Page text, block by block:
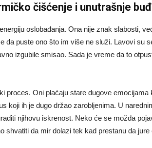
čišćenje i unutrašnje
oslobađanja. Ona nije znak slabosti,
da puste ono što im više ne služi. Lavovi su
izgubile smisao. Sada je vreme da to
proces. Oni plaćaju stare dugove emocijama
koji ih je dugo držao zarobljenima. U
njihovu iskrenost. Neko će se možda
shvatiti da mir dolazi tek kad prestanu da jure